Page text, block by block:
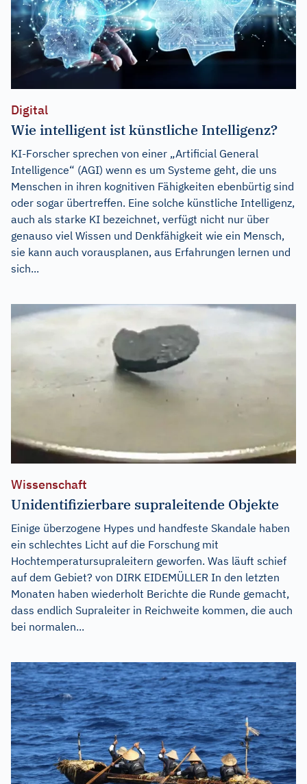
Digital
Wie intelligent ist künstliche Intelligenz?
KI-Forscher sprechen von einer „Artificial General
Intelligence“ (AGI) wenn es um Systeme geht, die uns
Menschen in ihren kognitiven Fähigkeiten ebenbürtig sind
oder sogar übertreffen. Eine solche künstliche Intelligenz,
auch als starke KI bezeichnet, verfügt nicht nur über
genauso viel Wissen und Denkfähigkeit wie ein Mensch,
sie kann auch vorausplanen, aus Erfahrungen lernen und
sich...
Wissenschaft
Unidentifizierbare supraleitende Objekte
Einige überzogene Hypes und handfeste Skandale haben
ein schlechtes Licht auf die Forschung mit
Hochtemperatursupraleitern geworfen. Was läuft schief
auf dem Gebiet? von DIRK EIDEMÜLLER In den letzten
Monaten haben wiederholt Berichte die Runde gemacht,
dass endlich Supraleiter in Reichweite kommen, die auch
bei normalen...